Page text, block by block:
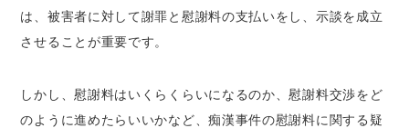
痴漢行為が迷惑防止条例違反であった場合
痴漢行為が強制わいせつ罪に該当するとき
痴漢事件で慰謝料を払い示談を成立させるメリ
は、被害者に対して謝罪と慰謝料の支払いをし、示談を成立
させることが重要です。
しかし、慰謝料はいくらくらいになるのか、慰謝料交渉をど
のように進めたらいいかなど、痴漢事件の慰謝料に関する疑